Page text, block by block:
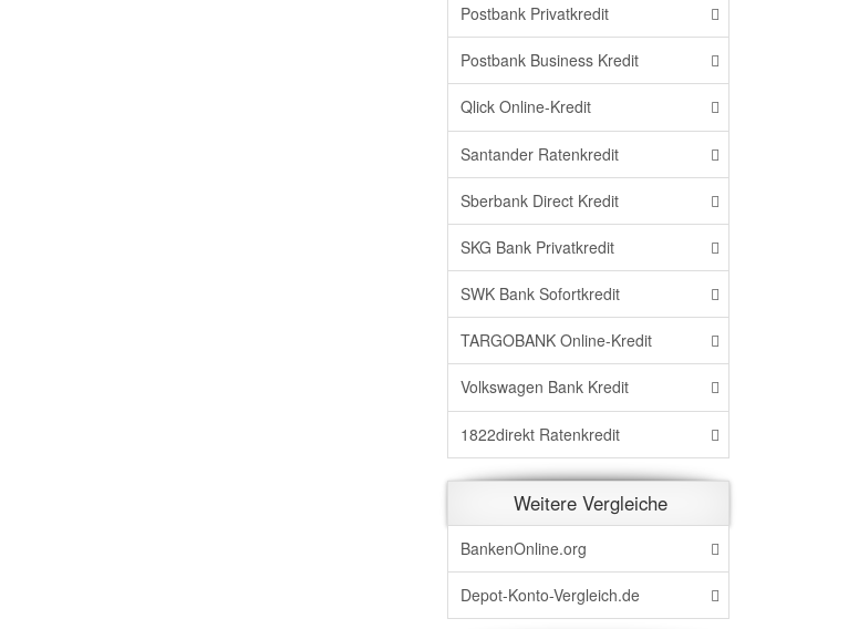
Postbank Privatkredit
Postbank Business Kredit
Qlick Online-Kredit
Santander Ratenkredit
Sberbank Direct Kredit
SKG Bank Privatkredit
SWK Bank Sofortkredit
TARGOBANK Online-Kredit
Volkswagen Bank Kredit
1822direkt Ratenkredit
Weitere Vergleiche
BankenOnline.org
Depot-Konto-Vergleich.de